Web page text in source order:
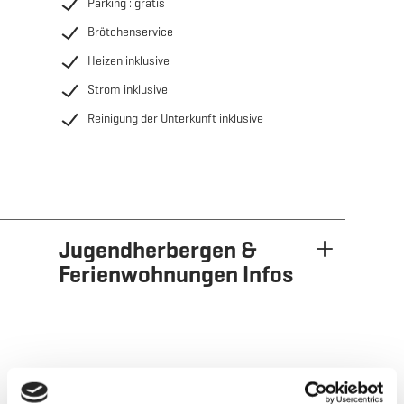
Parking : gratis
Brötchenservice
Heizen inklusive
Strom inklusive
Reinigung der Unterkunft inklusive
Jugendherbergen &
Ferienwohnungen Infos